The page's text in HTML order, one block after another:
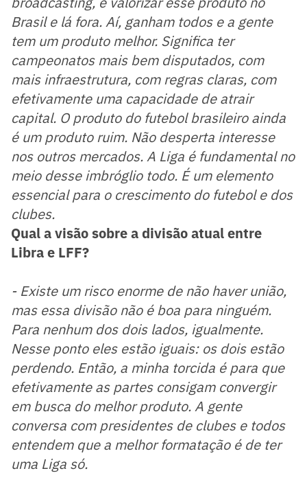
Brasil e lá fora. Aí, ganham todos e a gente
tem um produto melhor. Significa ter
campeonatos mais bem disputados, com
mais infraestrutura, com regras claras, com
efetivamente uma capacidade de atrair
capital. O produto do futebol brasileiro ainda
é um produto ruim. Não desperta interesse
nos outros mercados. A Liga é fundamental no
meio desse imbróglio todo. É um elemento
essencial para o crescimento do futebol e dos
clubes.
Qual a visão sobre a divisão atual entre
Libra e LFF?
- Existe um risco enorme de não haver união,
mas essa divisão não é boa para ninguém.
Para nenhum dos dois lados, igualmente.
Nesse ponto eles estão iguais: os dois estão
perdendo. Então, a minha torcida é para que
efetivamente as partes consigam convergir
em busca do melhor produto. A gente
conversa com presidentes de clubes e todos
entendem que a melhor formatação é de ter
uma Liga só.